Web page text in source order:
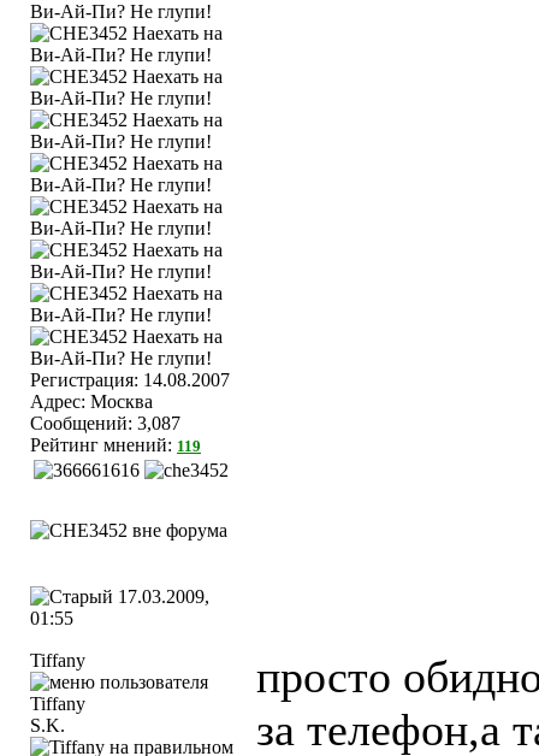
Регистрация: 14.08.2007
Адрес: Москва
Сообщений: 3,087
Рейтинг мнений: 119
17.03.2009,
01:55
Tiffany
S.K.
просто
за телефон,а